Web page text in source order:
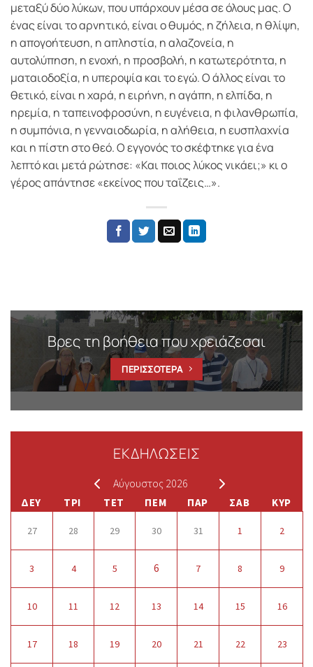
μεταξύ δύο λύκων, που υπάρχουν μέσα σε όλους μας. Ο
ένας είναι το αρνητικό, είναι ο θυμός, η ζήλεια, η θλίψη,
η απογοήτευση, η απληστία, η αλαζονεία, η
αυτολύπηση, η ενοχή, η προσβολή, η κατωτερότητα, η
ματαιοδοξία, η υπεροψία και το εγώ. Ο άλλος είναι το
θετικό, είναι η χαρά, η ειρήνη, η αγάπη, η ελπίδα, η
ηρεμία, η ταπεινοφροσύνη, η ευγένεια, η φιλανθρωπία,
η συμπόνια, η γενναιοδωρία, η αλήθεια, η ευσπλαχνία
και η πίστη στο θεό. Ο εγγονός το σκέφτηκε για ένα
λεπτό και μετά ρώτησε: «Και ποιος λύκος νικάει;» κι ο
γέρος απάντησε «εκείνος που ταΐζεις…».
Βρες τη βοήθεια που χρειάζεσαι
ΠΕΡΙΣΣΟΤΕΡΑ
ΕΚΔΗΛΩΣΕΙΣ
Αύγουστος 2026
ΔΕΥ ΤΡΙ ΤΕΤ ΠΕΜ ΠΑΡ ΣΑΒ ΚΥΡ
27 28 29 30 31 1 2
3 4 5 6 7 8 9
10 11 12 13 14 15 16
17 18 19 20 21 22 23